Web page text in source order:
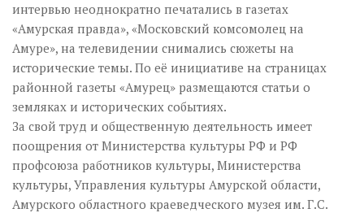
интервью неоднократно печатались в газетах
«Амурская правда», «Московский комсомолец на
Амуре», на телевидении снимались сюжеты на
исторические темы. По её инициативе на страницах
районной газеты «Амурец» размещаются статьи о
земляках и исторических событиях.
За свой труд и общественную деятельность имеет
поощрения от Министерства культуры РФ и РФ
профсоюза работников культуры, Министерства
культуры, Управления культуры Амурской области,
Амурского областного краеведческого музея им. Г.С.